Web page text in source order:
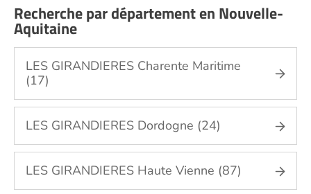
Recherche par département en Nouvelle-
Aquitaine
LES GIRANDIERES Charente Maritime
(17)
LES GIRANDIERES Dordogne (24)
LES GIRANDIERES Haute Vienne (87)